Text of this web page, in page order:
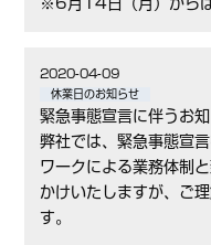
※6月14日（月）からは
2020-04-09
休業日のお知らせ
緊急事態宣言に伴うお
弊社では、緊急事態宣
ワークによる業務体制
かけいたしますが、ご
す。